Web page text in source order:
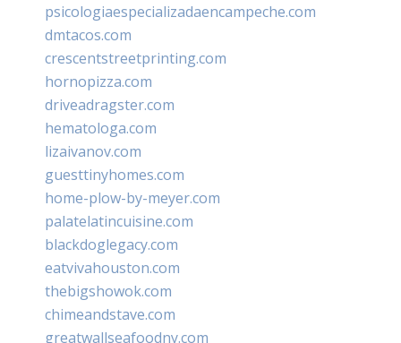
psicologiaespecializadaencampeche.com
dmtacos.com
crescentstreetprinting.com
hornopizza.com
driveadragster.com
hematologa.com
lizaivanov.com
guesttinyhomes.com
home-plow-by-meyer.com
palatelatincuisine.com
blackdoglegacy.com
eatvivahouston.com
thebigshowok.com
chimeandstave.com
greatwallseafoodny.com